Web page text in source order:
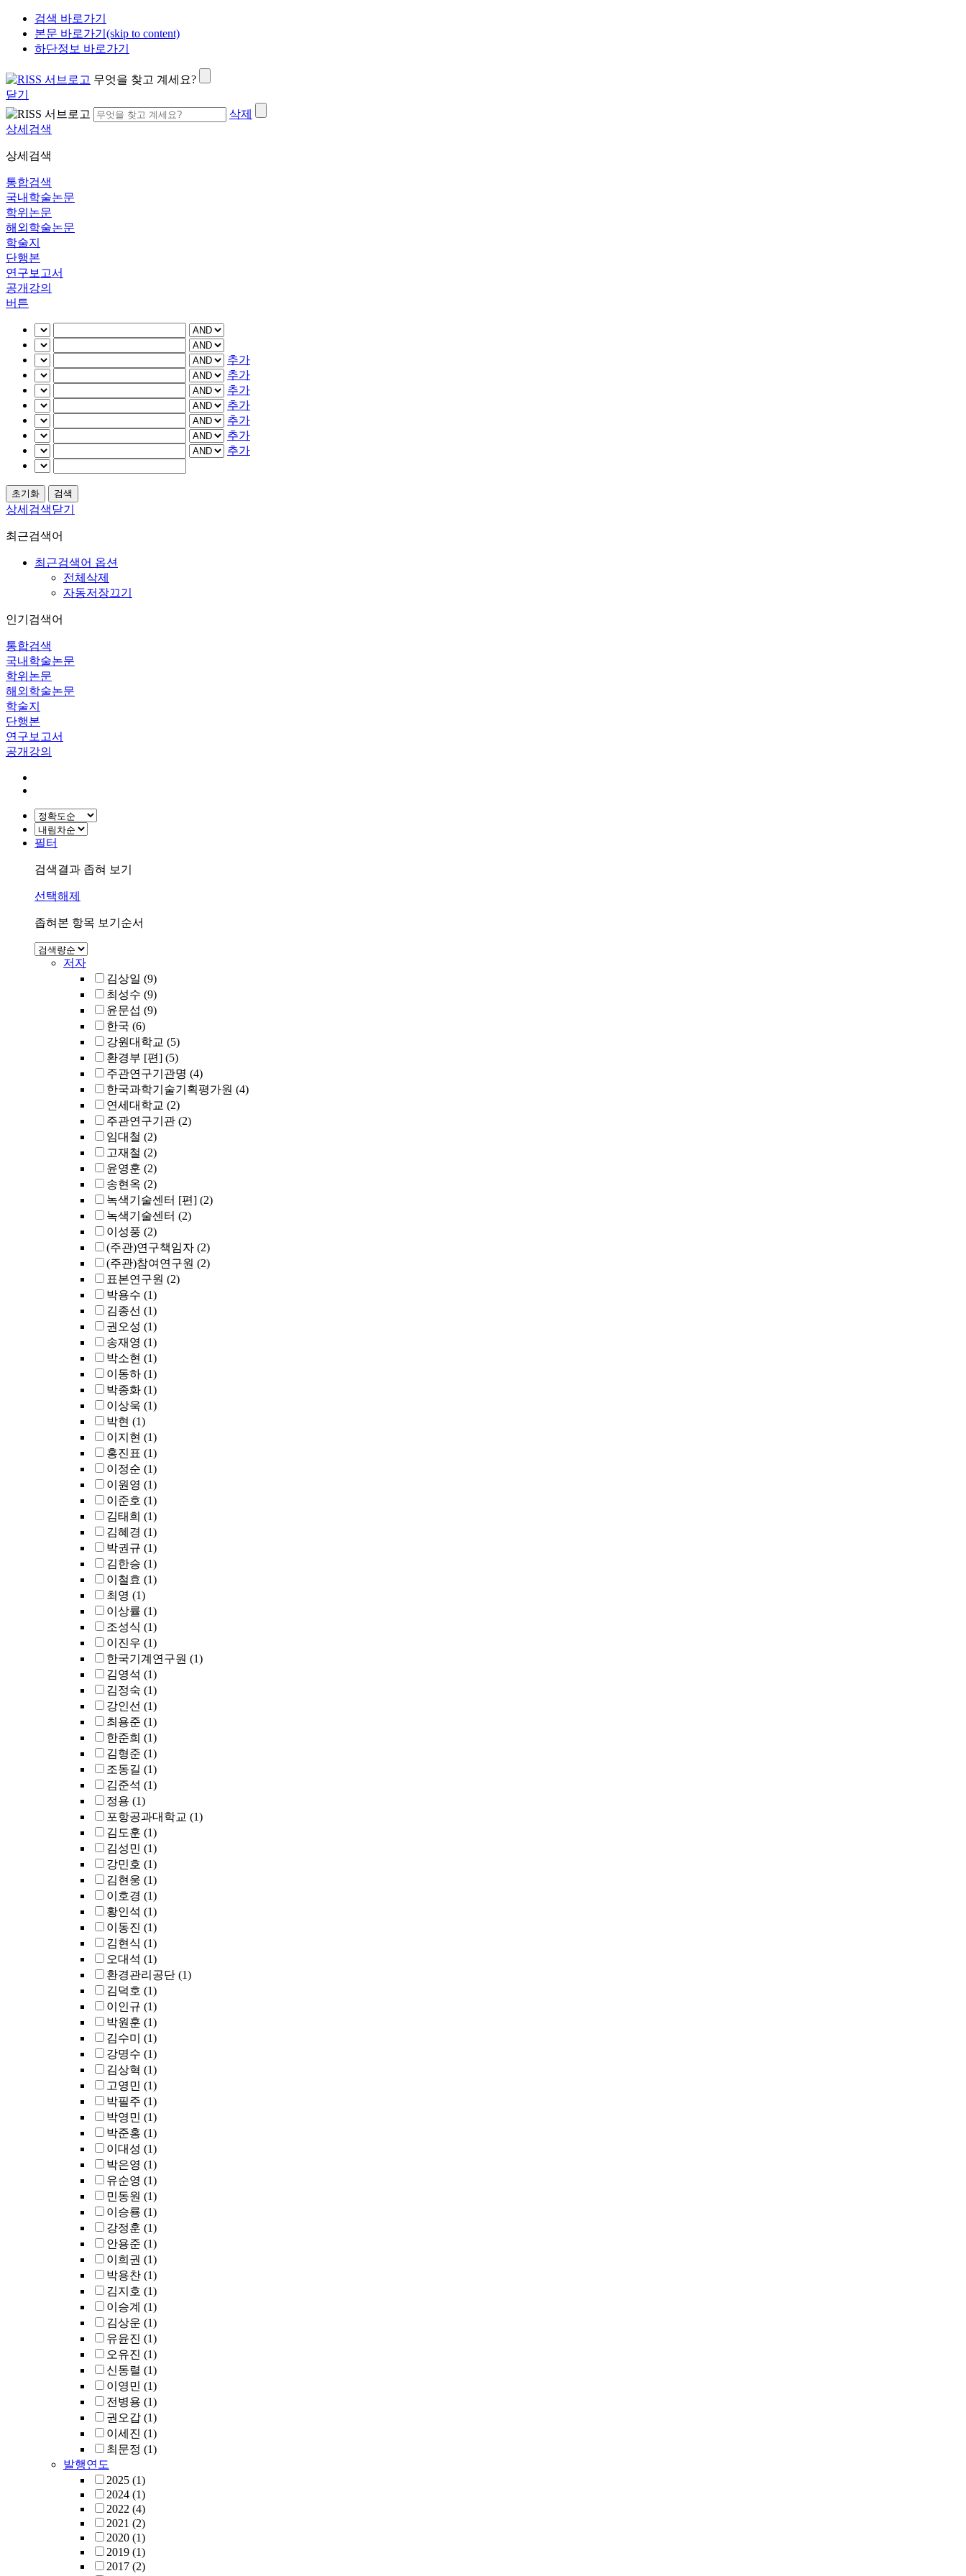
검색 바로가기
본문 바로가기(skip to content)
하단정보 바로가기
무엇을 찾고 계세요?
닫기
삭제
상세검색
상세검색
통합검색
국내학술논문
학위논문
해외학술논문
학술지
단행본
연구보고서
공개강의
버튼
추가
추가
추가
추가
추가
추가
추가
상세검색닫기
최근검색어
최근검색어 옵션
전체삭제
자동저장끄기
인기검색어
통합검색
국내학술논문
학위논문
해외학술논문
학술지
단행본
연구보고서
공개강의
필터
검색결과 좁혀 보기
선택해제
좁혀본 항목 보기순서
저자
김상일 (9)
최성수 (9)
윤문섭 (9)
한국 (6)
강원대학교 (5)
환경부 [편] (5)
주관연구기관명 (4)
한국과학기술기획평가원 (4)
연세대학교 (2)
주관연구기관 (2)
임대철 (2)
고재철 (2)
윤영훈 (2)
송현옥 (2)
녹색기술센터 [편] (2)
녹색기술센터 (2)
이성풍 (2)
(주관)연구책임자 (2)
(주관)참여연구원 (2)
표본연구원 (2)
박용수 (1)
김종선 (1)
권오성 (1)
송재영 (1)
박소현 (1)
이동하 (1)
박종화 (1)
이상욱 (1)
박현 (1)
이지현 (1)
홍진표 (1)
이정순 (1)
이원영 (1)
이준호 (1)
김태희 (1)
김혜경 (1)
박권규 (1)
김한승 (1)
이철효 (1)
최영 (1)
이상률 (1)
조성식 (1)
이진우 (1)
한국기계연구원 (1)
김영석 (1)
김정숙 (1)
강인선 (1)
최용준 (1)
한준희 (1)
김형준 (1)
조동길 (1)
김준석 (1)
정용 (1)
포항공과대학교 (1)
김도훈 (1)
김성민 (1)
강민호 (1)
김현웅 (1)
이호경 (1)
황인석 (1)
이동진 (1)
김현식 (1)
오대석 (1)
환경관리공단 (1)
김덕호 (1)
이인규 (1)
박원훈 (1)
김수미
(1)
강명수 (1)
김상혁 (1)
고영민 (1)
박필주 (1)
박영민 (1)
박준홍 (1)
이대성 (1)
박은영 (1)
유순영 (1)
민동원 (1)
이승룡 (1)
강정훈 (1)
안용준 (1)
이희권 (1)
박용찬 (1)
김지호 (1)
이승계 (1)
김상운 (1)
유윤진 (1)
오유진 (1)
신동렬 (1)
이영민 (1)
전병용 (1)
권오갑 (1)
이세진 (1)
최문정 (1)
발행연도
2025 (1)
2024 (1)
2022 (4)
2021 (2)
2020 (1)
2019 (1)
2017 (2)